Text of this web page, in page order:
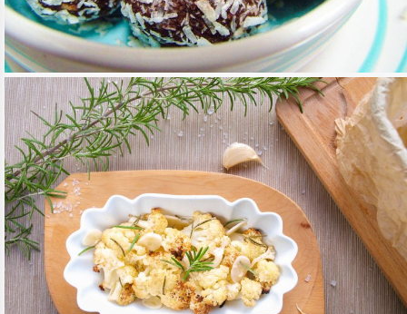
DUPLAKÓKUSZOS GOLYÓ
TOVÁBB OLVASOM ÉDESSÉG, DESSZERT/MAGYAROS KONYHA